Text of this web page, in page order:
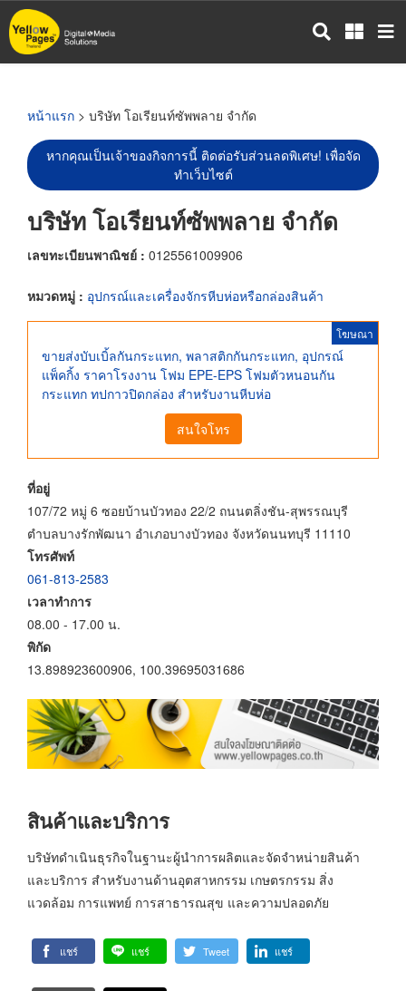
ข้าม
ไป
หน้าแรก > บริษัท โอเรียนท์ซัพพลาย จำกัด
หากคุณเป็นเจ้าของกิจการนี้ ติดต่อรับส่วนลดพิเศษ! เพื่อจัด
ทำเว็บไซต์
บริษัท โอเรียนท์ซัพพลาย จำกัด
เลขทะเบียนพาณิชย์ : 0125561009906
หมวดหมู่ : อุปกรณ์และเครื่องจักรหีบห่อหรือกล่องสินค้า
โฆษณา
ขายส่งบับเบิ้ลกันกระแทก, พลาสติกกันกระแทก, อุปกรณ์
แพ็คกิ้ง ราคาโรงงาน โฟม EPE-EPS โฟมตัวหนอนกัน
กระแทก ทปกาวปิดกล่อง สำหรับงานหีบห่อ
สนใจโทร
ที่อยู่
107/72 หมู่ 6 ซอยบ้านบัวทอง 22/2 ถนนตลิ่งชัน-สุพรรณบุรี
ตำบลบางรักพัฒนา อำเภอบางบัวทอง จังหวัดนนทบุรี 11110
โทรศัพท์
061-813-2583
เวลาทำการ
08.00 - 17.00 น.
พิกัด
13.898923600906, 100.39695031686
สินค้าและบริการ
บริษัทดำเนินธุรกิจในฐานะผู้นำการผลิตและจัดจำหน่ายสินค้า
และบริการ สำหรับงานด้านอุตสาหกรรม เกษตรกรรม สิ่ง
แวดล้อม การแพทย์ การสาธารณสุข และความปลอดภัย
แชร์ แชร์ Tweet แชร์